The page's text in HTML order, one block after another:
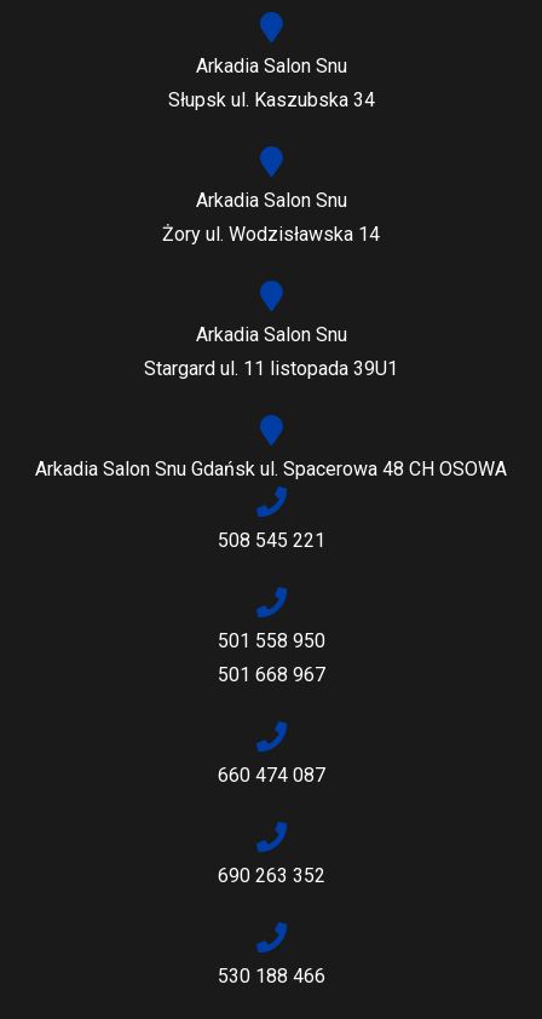
Arkadia Salon Snu
Słupsk ul. Kaszubska 34
Arkadia Salon Snu
Żory ul. Wodzisławska 14
Arkadia Salon Snu
Stargard ul. 11 listopada 39U1
Arkadia Salon Snu Gdańsk ul. Spacerowa 48 CH OSOWA
508 545 221
501 558 950
501 668 967
660 474 087
690 263 352
530 188 466